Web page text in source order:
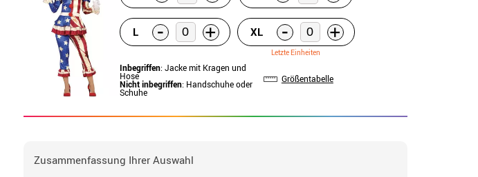
L - + XL - +
Letzte Einheiten
Inbegriffen: Jacke mit Kragen und
Hose
Nicht inbegriffen: Handschuhe oder
Schuhe
Größentabelle
Zusammenfassung Ihrer Auswahl